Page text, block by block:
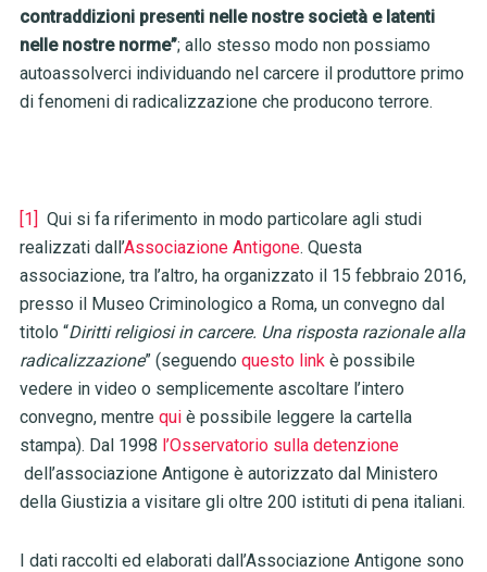
contraddizioni presenti nelle nostre società e latenti
nelle nostre norme”; allo stesso modo non possiamo
autoassolverci individuando nel carcere il produttore primo
di fenomeni di radicalizzazione che producono terrore.
[1] Qui si fa riferimento in modo particolare agli studi
realizzati dall’Associazione Antigone. Questa
associazione, tra l’altro, ha organizzato il 15 febbraio 2016,
presso il Museo Criminologico a Roma, un convegno dal
titolo “Diritti religiosi in carcere. Una risposta razionale alla
radicalizzazione” (seguendo questo link è possibile
vedere in video o semplicemente ascoltare l’intero
convegno, mentre quiè possibile leggere la cartella
stampa). Dal 1998 l’Osservatorio sulla detenzione
dell’associazione Antigone è autorizzato dal Ministero
della Giustizia a visitare gli oltre 200 istituti di pena italiani.
I dati raccolti ed elaborati dall’Associazione Antigone sono